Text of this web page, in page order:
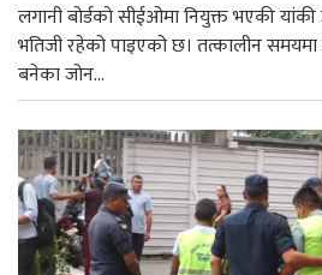
लगानी बोर्डको सीईओमा नियुक्त भएकी
भतिजी रहेको पाइएको छ। तत्कालीन
बनेका जोन...